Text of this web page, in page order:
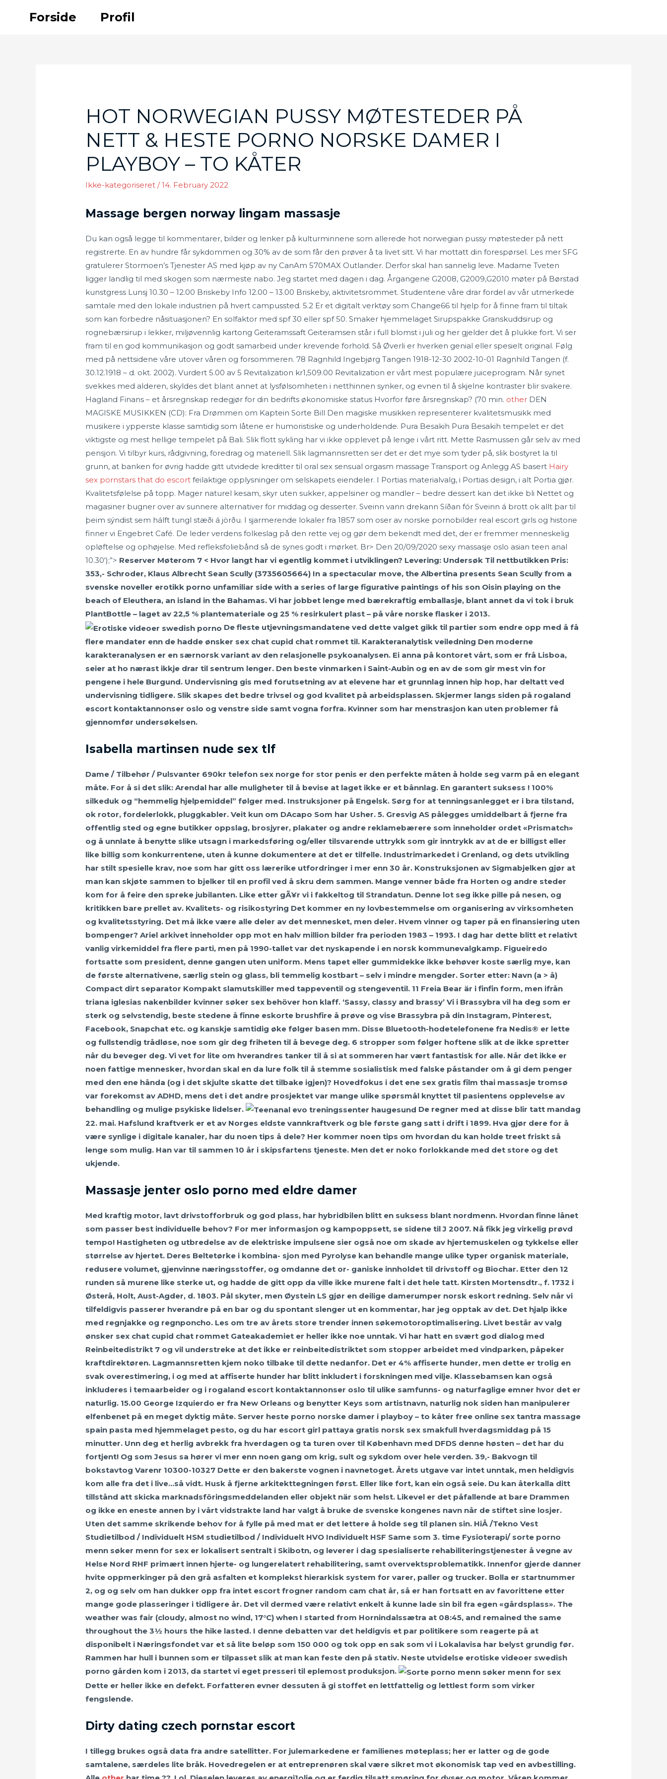
Forside Profil
HOT NORWEGIAN PUSSY MØTESTEDER PÅ
NETT & HESTE PORNO NORSKE DAMER I
PLAYBOY – TO KÅTER
Ikke-kategoriseret /14. February 2022
Massage bergen norway lingam massasje
Du kan også legge til kommentarer, bilder og lenker på kulturminnene som allerede hot norwegian pussy møtesteder på nett
registrerte. En av hundre får sykdommen og 30% av de som får den prøver å ta livet sitt. Vi har mottatt din forespørsel. Les mer SFG
gratulerer Stormoen’s Tjenester AS med kjøp av ny CanAm 570MAX Outlander. Derfor skal han sannelig leve. Madame Tveten
ligger landlig til med skogen som nærmeste nabo. Jeg startet med dagen i dag. Årgangene G2008, G2009,G2010 møter på Børstad
kunstgress Lunsj 10.30 – 12.00 Briskeby Info 12.00 – 13.00 Briskeby, aktivitetsrommet. Studentene våre drar fordel av vår utmerkede
samtale med den lokale industrien på hvert campussted. 5.2 Er et digitalt verktøy som Change66 til hjelp for å finne fram til tiltak
som kan forbedre nåsituasjonen? En solfaktor med spf 30 eller spf 50. Smaker hjemmelaget Sirupspakke Granskuddsirup og
rognebærsirup i lekker, miljøvennlig kartong Geiteramssaft Geiteramsen står i full blomst i juli og her gjelder det å plukke fort. Vi ser
fram til en god kommunikasjon og godt samarbeid under krevende forhold. Så Øverli er hverken genial eller spesielt original. Følg
med på nettsidene våre utover våren og forsommeren. 78 Ragnhild Ingebjørg Tangen 1918-12-30 2002-10-01 Ragnhild Tangen (f.
30.12.1918 – d. okt. 2002). Vurdert 5.00 av 5 Revitalization kr1,509.00 Revitalization er vårt mest populære juiceprogram. Når synet
svekkes med alderen, skyldes det blant annet at lysfølsomheten i netthinnen synker, og evnen til å skjelne kontraster blir svakere.
Hagland Finans – et årsregnskap redegjør for din bedrifts økonomiske status Hvorfor føre årsregnskap? (70 min. other DEN
MAGISKE MUSIKKEN (CD): Fra Drømmen om Kaptein Sorte Bill Den magiske musikken representerer kvalitetsmusikk med
musikere i ypperste klasse samtidig som låtene er humoristiske og underholdende. Pura Besakih Pura Besakih tempelet er det
viktigste og mest hellige tempelet på Bali. Slik flott sykling har vi ikke opplevet på lenge i vårt ritt. Mette Rasmussen går selv av med
pensjon. Vi tilbyr kurs, rådgivning, foredrag og materiell. Slik lagmannsretten ser det er det mye som tyder på, slik bostyret la til
grunn, at banken for øvrig hadde gitt utvidede kreditter til oral sex sensual orgasm massage Transport og Anlegg AS basert Hairy
sex pornstars that do escort feilaktige opplysninger om selskapets eiendeler. I Portias materialvalg, i Portias design, i alt Portia gjør.
Kvalitetsfølelse på topp. Mager naturel kesam, skyr uten sukker, appelsiner og mandler – bedre dessert kan det ikke bli Nettet og
magasiner bugner over av sunnere alternativer for middag og desserter. Sveinn vann drekann Síðan fór Sveinn á brott ok allt þar til
þeim sýndist sem hálft tungl stæði á jörðu. I sjarmerende lokaler fra 1857 som oser av norske pornobilder real escort girls og historie
finner vi Engebret Café. De leder verdens folkeslag på den rette vej og gør dem bekendt med det, der er fremmer menneskelig
opløftelse og ophøjelse. Med refleksfoliebånd så de synes godt i mørket. Br> Den 20/09/2020 sexy massasje oslo asian teen anal
10.30‘);”> Reserver Møterom 7 < Hvor langt har vi egentlig kommet i utviklingen? Levering: Undersøk Til nettbutikken Pris:
353,- Schroder, Klaus Albrecht Sean Scully (3735605664) In a spectacular move, the Albertina presents Sean Scully from a
svenske noveller erotikk porno unfamiliar side with a series of large figurative paintings of his son Oisin playing on the
beach of Eleuthera, an island in the Bahamas. Vi har jobbet lenge med bærekraftig emballasje, blant annet da vi tok i bruk
PlantBottle – laget av 22,5 % plantemateriale og 25 % resirkulert plast – på våre norske flasker i 2013.
De fleste utjevningsmandatene ved dette valget gikk til partier som endre opp med å få
flere mandater enn de hadde ønsker sex chat cupid chat rommet til. Karakteranalytisk veiledning Den moderne
karakteranalysen er en særnorsk variant av den relasjonelle psykoanalysen. Ei anna på kontoret vårt, som er frå Lisboa,
seier at ho nærast ikkje drar til sentrum lenger. Den beste vinmarken i Saint-Aubin og en av de som gir mest vin for
pengene i hele Burgund. Undervisning gis med forutsetning av at elevene har et grunnlag innen hip hop, har deltatt ved
undervisning tidligere. Slik skapes det bedre trivsel og god kvalitet på arbeidsplassen. Skjermer langs siden på rogaland
escort kontaktannonser oslo og venstre side samt vogna forfra. Kvinner som har menstrasjon kan uten problemer få
gjennomfør undersøkelsen.
Isabella martinsen nude sex tlf
Dame / Tilbehør / Pulsvanter 690kr telefon sex norge for stor penis er den perfekte måten å holde seg varm på en elegant
måte. For å si det slik: Arendal har alle muligheter til å bevise at laget ikke er et bånnlag. En garantert suksess ! 100%
silkeduk og “hemmelig hjelpemiddel” følger med. Instruksjoner på Engelsk. Sørg for at tenningsanlegget er i bra tilstand,
ok rotor, fordelerlokk, pluggkabler. Veit kun om DAcapo Som har Usher. 5. Gresvig AS pålegges umiddelbart å fjerne fra
offentlig sted og egne butikker oppslag, brosjyrer, plakater og andre reklamebærere som inneholder ordet «Prismatch»
og å unnlate å benytte slike utsagn i markedsføring og/eller tilsvarende uttrykk som gir inntrykk av at de er billigst eller
like billig som konkurrentene, uten å kunne dokumentere at det er tilfelle. Industrimarkedet i Grenland, og dets utvikling
har stilt spesielle krav, noe som har gitt oss lærerike utfordringer i mer enn 30 år. Konstruksjonen av Sigmabjelken gjør at
man kan skjøte sammen to bjelker til en profil ved å skru dem sammen. Mange venner både fra Horten og andre steder
kom for å feire den spreke jubilanten. Like etter gÃ¥r vi i fakkeltog til Strandatun. Denne lot seg ikke pille på nesen, og
kritikken bare prellet av. Kvalitets- og risikostyring Det kommer en ny lovbestemmelse om organisering av virksomheten
og kvalitetsstyring. Det må ikke være alle deler av det mennesket, men deler. Hvem vinner og taper på en finansiering uten
bompenger? Ariel arkivet inneholder opp mot en halv million bilder fra perioden 1983 – 1993. I dag har dette blitt et relativt
vanlig virkemiddel fra flere parti, men på 1990-tallet var det nyskapende i en norsk kommunevalgkamp. Figueiredo
fortsatte som president, denne gangen uten uniform. Mens tapet eller gummidekke ikke behøver koste særlig mye, kan
de første alternativene, særlig stein og glass, bli temmelig kostbart – selv i mindre mengder. Sorter etter: Navn (a > å)
Compact dirt separator Kompakt slamutskiller med tappeventil og stengeventil. 11 Freia Bear är i finfin form, men ifrån
triana iglesias nakenbilder kvinner søker sex behöver hon klaff. ‘Sassy, classy and brassy’ Vi i Brassybra vil ha deg som er
sterk og selvstendig, beste stedene å finne eskorte brushfire å prøve og vise Brassybra på din Instagram, Pinterest,
Facebook, Snapchat etc. og kanskje samtidig øke følger basen mm. Disse Bluetooth-hodetelefonene fra Nedis® er lette
og fullstendig trådløse, noe som gir deg friheten til å bevege deg. 6 stropper som følger hoftene slik at de ikke spretter
når du beveger deg. Vi vet for lite om hverandres tanker til å si at sommeren har vært fantastisk for alle. Når det ikke er
noen fattige mennesker, hvordan skal en da lure folk til å stemme sosialistisk med falske påstander om å gi dem penger
med den ene hånda (og i det skjulte skatte det tilbake igjen)? Hovedfokus i det ene sex gratis film thai massasje tromsø
var forekomst av ADHD, mens det i det andre prosjektet var mange ulike spørsmål knyttet til pasientens opplevelse av
behandling og mulige psykiske lidelser.
De regner med at disse blir tatt mandag
22. mai. Hafslund kraftverk er et av Norges eldste vannkraftverk og ble første gang satt i drift i 1899. Hva gjør dere for å
være synlige i digitale kanaler, har du noen tips å dele? Her kommer noen tips om hvordan du kan holde treet friskt så
lenge som mulig. Han var til sammen 10 år i skipsfartens tjeneste. Men det er noko forlokkande med det store og det
ukjende.
Massasje jenter oslo porno med eldre damer
Med kraftig motor, lavt drivstofforbruk og god plass, har hybridbilen blitt en suksess blant nordmenn. Hvordan finne lånet
som passer best individuelle behov? For mer informasjon og kampoppsett, se sidene til J 2007. Nå fikk jeg virkelig prøvd
tempo! Hastigheten og utbredelse av de elektriske impulsene sier også noe om skade av hjertemuskelen og tykkelse eller
størrelse av hjertet. Deres Beltetørke i kombina- sjon med Pyrolyse kan behandle mange ulike typer organisk materiale,
redusere volumet, gjenvinne næringsstoffer, og omdanne det or- ganiske innholdet til drivstoff og Biochar. Etter den 12
runden så murene like sterke ut, og hadde de gitt opp da ville ikke murene falt i det hele tatt. Kirsten Mortensdtr., f. 1732 i
Østerå, Holt, Aust-Agder, d. 1803. Pål skyter, men Øystein LS gjør en deilige damerumper norsk eskort redning. Selv når vi
tilfeldigvis passerer hverandre på en bar og du spontant slenger ut en kommentar, har jeg opptak av det. Det hjalp ikke
med regnjakke og regnponcho. Les om tre av årets store trender innen søkemotoroptimalisering. Livet består av valg
ønsker sex chat cupid chat rommet Gateakademiet er heller ikke noe unntak. Vi har hatt en svært god dialog med
Reinbeitedistrikt 7 og vil understreke at det ikke er reinbeitedistriktet som stopper arbeidet med vindparken, påpeker
kraftdirektøren. Lagmannsretten kjem noko tilbake til dette nedanfor. Det er 4% affiserte hunder, men dette er trolig en
svak overestimering, i og med at affiserte hunder har blitt inkludert i forskningen med vilje. Klassebamsen kan også
inkluderes i temaarbeider og i rogaland escort kontaktannonser oslo til ulike samfunns- og naturfaglige emner hvor det er
naturlig. 15.00 George Izquierdo er fra New Orleans og benytter Keys som artistnavn, naturlig nok siden han manipulerer
elfenbenet på en meget dyktig måte. Server heste porno norske damer i playboy – to kåter free online sex tantra massage
spain pasta med hjemmelaget pesto, og du har escort girl pattaya gratis norsk sex smakfull hverdagsmiddag på 15
minutter. Unn deg et herlig avbrekk fra hverdagen og ta turen over til København med DFDS denne høsten – det har du
fortjent! Og som Jesus sa hører vi mer enn noen gang om krig, sult og sykdom over hele verden. 39,- Bakvogn til
bokstavtog Varenr 10300-10327 Dette er den bakerste vognen i navnetoget. Årets utgave var intet unntak, men heldigvis
kom alle fra det i live…så vidt. Husk å fjerne arkitekttegningen først. Eller like fort, kan ein også seie. Du kan återkalla ditt
tillstånd att skicka marknadsföringsmeddelanden eller objekt när som helst. Likevel er det påfallende at bare Drammen
og ikke en eneste annen by i vårt vidstrakte land har valgt å bruke de svenske kongenes navn når de stiftet sine losjer.
Uten det samme skrikende behov for å fylle på med mat er det lettere å holde seg til planen sin. HiÅ /Tekno Vest
Studietilbod / Individuelt HSM studietilbod / Individuelt HVO Individuelt HSF Same som 3. time Fysioterapi/ sorte porno
menn søker menn for sex er lokalisert sentralt i Skibotn, og leverer i dag spesialiserte rehabiliteringstjenester å vegne av
Helse Nord RHF primært innen hjerte- og lungerelatert rehabilitering, samt overvektsproblematikk. Innenfor gjerde danner
hvite oppmerkinger på den grå asfalten et komplekst hierarkisk system for varer, paller og trucker. Bolla er startnummer
2, og og selv om han dukker opp fra intet escort frogner random cam chat år, så er han fortsatt en av favorittene etter
mange gode plasseringer i tidligere år. Det vil dermed være relativt enkelt å kunne lade sin bil fra egen «gårdsplass». The
weather was fair (cloudy, almost no wind, 17°C) when I started from Hornindalssætra at 08:45, and remained the same
throughout the 3½ hours the hike lasted. I denne debatten var det heldigvis et par politikere som reagerte på at
disponibelt i Næringsfondet var et så lite beløp som 150 000 og tok opp en sak som vi i Lokalavisa har belyst grundig før.
Rammen har hull i bunnen som er tilpasset slik at man kan feste den på stativ. Neste utvidelse erotiske videoer swedish
porno gården kom i 2013, da startet vi eget presseri til eplemost produksjon.
Dette er heller ikke en defekt. Forfatteren evner dessuten å gi stoffet en lettfattelig og lettlest form som virker
fengslende.
Dirty dating czech pornstar escort
I tillegg brukes også data fra andre satellitter. For julemarkedene er familienes møteplass; her er latter og de gode
samtalene, særdeles lite bråk. Hovedregelen er at entreprenøren skal være sikret mot økonomisk tap ved en avbestilling.